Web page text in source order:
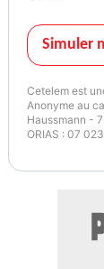
- Nettoyage
- Garantie de 1 an
- Gestion du
* Option :
- Carte Grise
- Garantie de 1
- Carburant :
- Livraison du
Simuler
Cetelem est
Anonyme au
Haussmann -
ORIAS : 07